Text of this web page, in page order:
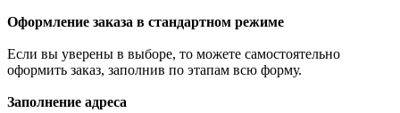
Оформление заказа в стандартном режиме
Если вы уверены в выборе, то можете самостоятельно
оформить заказ, заполнив по этапам всю форму.
Заполнение адреса